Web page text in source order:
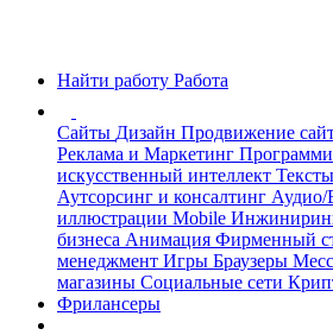
Найти работу Работа
Сайты Дизайн Продвижение
Реклама и Маркетинг
искусственный интеллект Тексты
Аутсорсинг и консалтинг Аудио/
иллюстрации Mobile
бизнеса Анимация Фирменный
менеджмент Игры Браузеры
магазины Социальные сети
Фрилансеры